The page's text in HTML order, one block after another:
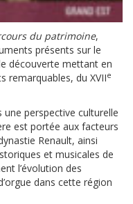
du patrimoine,
présents sur le
découverte mettant en
remarquables, du XVIIe
une perspective culturelle
est portée aux facteurs
Renault, ainsi
et musicales de
l’évolution des
dans cette région